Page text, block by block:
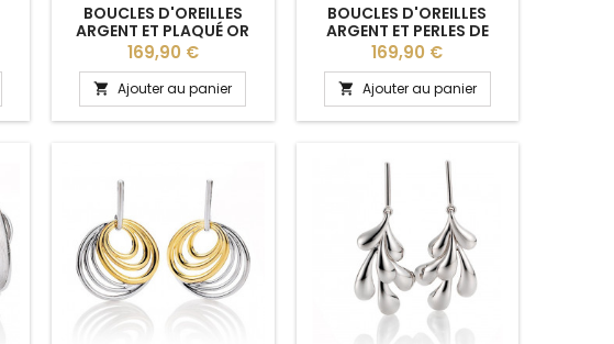
BOUCLES D'OREILLES
ARGENT ET PLAQUÉ OR
JAUNE BREUNING
Prix
169,90 €
 Ajouter au panier
BOUCLES D'OREILLES
ARGENT ET PERLES DE
CULTURE BREUNING
Prix
169,90 €
 Ajouter au panier